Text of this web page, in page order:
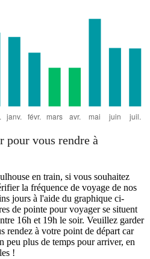
vous rendre à
en train, si vous souhaitez
la fréquence de voyage de nos
jours à l'aide du graphique ci-
de pointe pour voyager se situent
16h et 19h le soir. Veuillez garder
rendez à votre point de départ car
peu plus de temps pour arriver, en
!